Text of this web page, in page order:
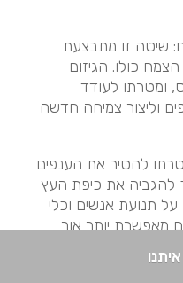
שיטה זו מתבצעת
כולו. הגיזום
ומטרתו לעודד
וליצור צמיחה חדשה
להסיר את הענפים
להגביה את כיפת העץ
תנועת אנשים וכלי
מאפשרת יותר אור